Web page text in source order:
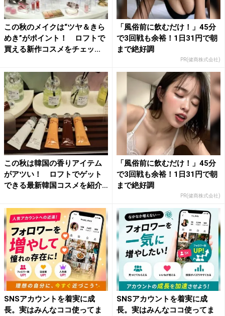
この秋のメイクは“ツヤ＆きら
めき”がポイント！ ロフトで
買える新作コスメをチェッ...
「風俗前に飲むだけ！」45分
で3回戦も余裕！1日31円で朝
まで絶好調
PR(健商株式会社)
この秋は韓国の香りアイテム
がアツい！ ロフトでゲット
できる最新韓国コスメを紹介
「風俗前に飲むだけ！」45分
で3回戦も余裕！1日31円で朝
まで絶好調
PR(健商株式会社)
SNSアカウントを着実に成
長。実はみんなココ使ってま
SNSアカウントを着実に成
長。実はみんなココ使ってま